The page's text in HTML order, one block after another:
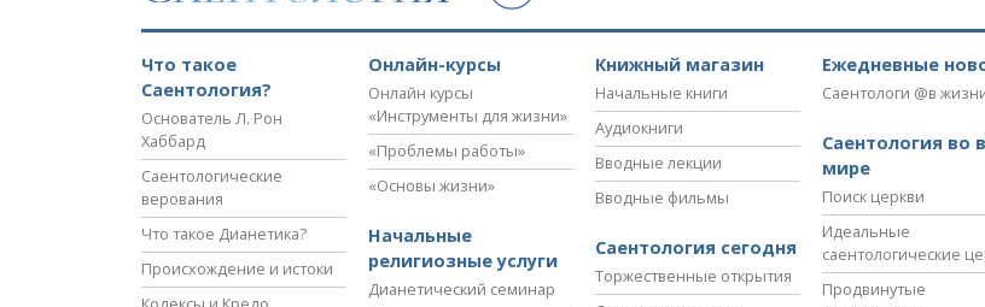
Что такое
Саентология?
Основатель Л. Рон
Хаббард
Саентологические
верования
Что такое Дианетика?
Происхождение и истоки
Онлайн-курсы
Онлайн курсы
«Инструменты для жизни»
«Проблемы работы»
«Основы жизни»
Начальные
религиозные услуги
Дианетический семинар
Книжный магазин
Начальные книги
Аудиокниги
Вводные лекции
Вводные фильмы
Саентология сегодня
Торжественные открытия
Ежедневные
Саентологи @в
Саентология во
мире
Поиск церкви
Идеальные
саентологические
Продвинутые